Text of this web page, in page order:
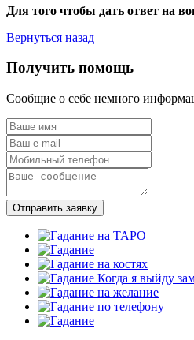
Для того чтобы дать ответ на
Вернуться назад
Получить помощь
Сообщие о себе немного
Отправить заявку